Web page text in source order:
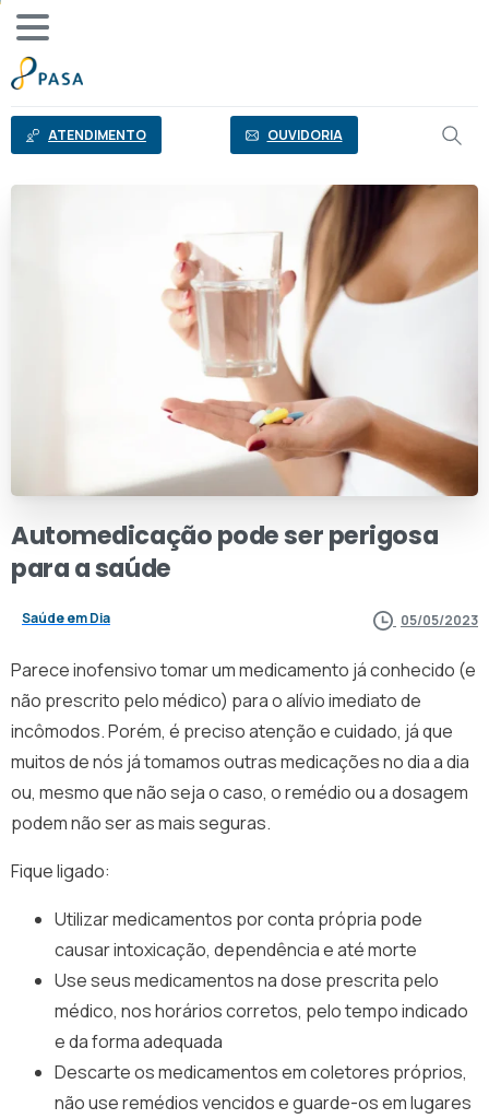
conteúdo
ATENDIMENTO OUVIDORIA
Automedicaçãopodeserperigosa
paraasaúde
Saúde em Dia 05/05/2023
Parece inofensivo tomar um medicamento já conhecido (e
não prescrito pelo médico) para o alívio imediato de
incômodos. Porém, é preciso atenção e cuidado, já que
muitos de nós já tomamos outras medicações no dia a dia
ou, mesmo que não seja o caso, o remédio ou a dosagem
podem não ser as mais seguras.
Fique ligado:
Utilizar medicamentos por conta própria pode
causar intoxicação, dependência e até morte
Use seus medicamentos na dose prescrita pelo
médico, nos horários corretos, pelo tempo indicado
e da forma adequada
Descarte os medicamentos em coletores próprios,
não use remédios vencidos e guarde-os em lugares